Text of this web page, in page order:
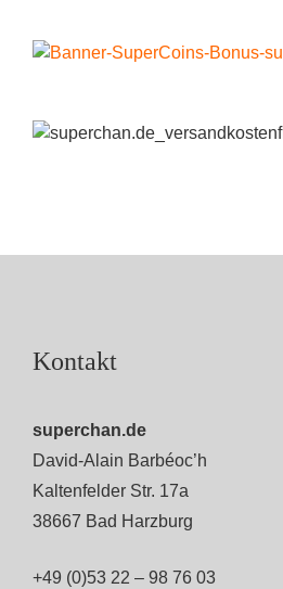
Kontakt
superchan.de
David-Alain Barbéoc’h
Kaltenfelder Str. 17a
38667 Bad Harzburg
+49 (0)53 22 – 98 76 03